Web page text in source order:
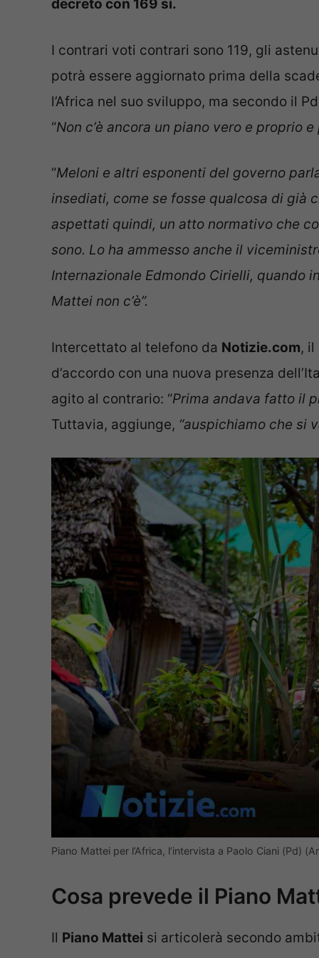
decreto con 169 sì.
I contrari voti contrari sono 119, gli
potrà essere aggiornato prima della
l’Africa nel suo sviluppo, ma secondo il
“Non c’è ancora un piano vero e proprio
“Meloni e altri esponenti del governo
insediati, come se fosse qualcosa di già
aspettati quindi, un atto normativo che
sono. Lo ha ammesso anche il
Internazionale Edmondo Cirielli, quando
Mattei non c’è”.
Intercettato al telefono da Notizie.com,
d’accordo con una nuova presenza
agito al contrario: “Prima andava fatto il
Tuttavia, aggiunge, “auspichiamo che si
Piano Mattei per l’Africa, l’intervista a Paolo Ciani (Pd)
Cosa prevede il Piano
Il Piano Mattei si articolerà secondo